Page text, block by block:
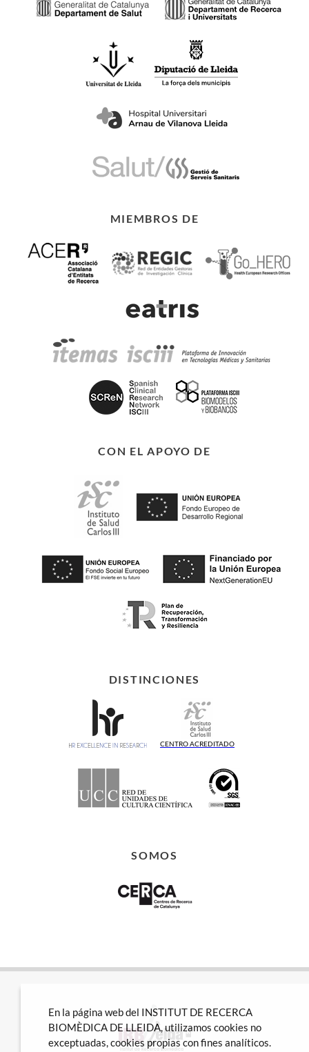
MIEMBROS DE
CON EL APOYO DE
DISTINCIONES
CENTRO ACREDITADO
SOMOS
En la página web del INSTITUT DE RECERCA
BIOMÈDICA DE LLEIDA, utilizamos cookies no
exceptuadas, cookies propias con fines analíticos.